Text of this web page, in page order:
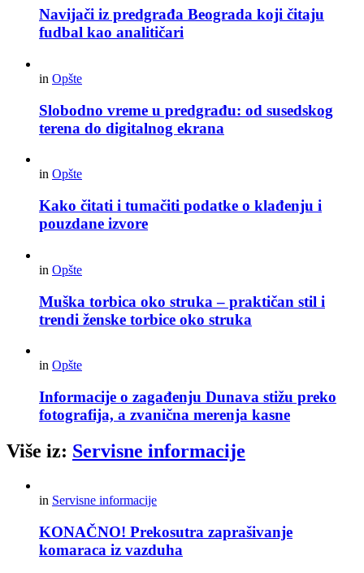
Navijači iz predgrađa Beograda koji čitaju
fudbal kao analitičari
in Opšte
Slobodno vreme u predgrađu: od susedskog
terena do digitalnog ekrana
in Opšte
Kako čitati i tumačiti podatke o klađenju i
pouzdane izvore
in Opšte
Muška torbica oko struka – praktičan stil i
trendi ženske torbice oko struka
in Opšte
Informacije o zagađenju Dunava stižu preko
fotografija, a zvanična merenja kasne
Više iz: Servisne informacije
in Servisne informacije
KONAČNO! Prekosutra zaprašivanje
komaraca iz vazduha